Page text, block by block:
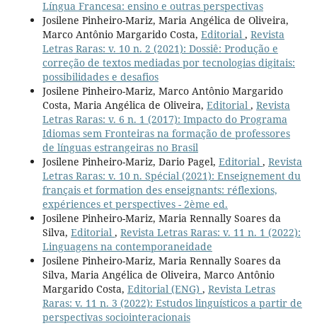
Língua Francesa: ensino e outras perspectivas
Josilene Pinheiro-Mariz, Maria Angélica de Oliveira,
Marco Antônio Margarido Costa, Editorial , Revista
Letras Raras: v. 10 n. 2 (2021): Dossiê: Produção e
correção de textos mediadas por tecnologias digitais:
possibilidades e desafios
Josilene Pinheiro-Mariz, Marco Antônio Margarido
Costa, Maria Angélica de Oliveira, Editorial , Revista
Letras Raras: v. 6 n. 1 (2017): Impacto do Programa
Idiomas sem Fronteiras na formação de professores
de línguas estrangeiras no Brasil
Josilene Pinheiro-Mariz, Dario Pagel, Editorial , Revista
Letras Raras: v. 10 n. Spécial (2021): Enseignement du
français et formation des enseignants: réflexions,
expériences et perspectives - 2ème ed.
Josilene Pinheiro-Mariz, Maria Rennally Soares da
Silva, Editorial , Revista Letras Raras: v. 11 n. 1 (2022):
Linguagens na contemporaneidade
Josilene Pinheiro-Mariz, Maria Rennally Soares da
Silva, Maria Angélica de Oliveira, Marco Antônio
Margarido Costa, Editorial (ENG) , Revista Letras
Raras: v. 11 n. 3 (2022): Estudos linguísticos a partir de
perspectivas sociointeracionais